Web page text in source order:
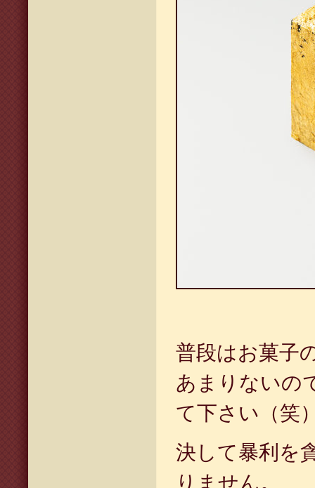
普段はお菓子
あまりないの
て下さい（笑
決して暴利を
りません。